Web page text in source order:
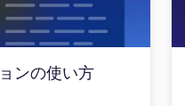
ンの使い方